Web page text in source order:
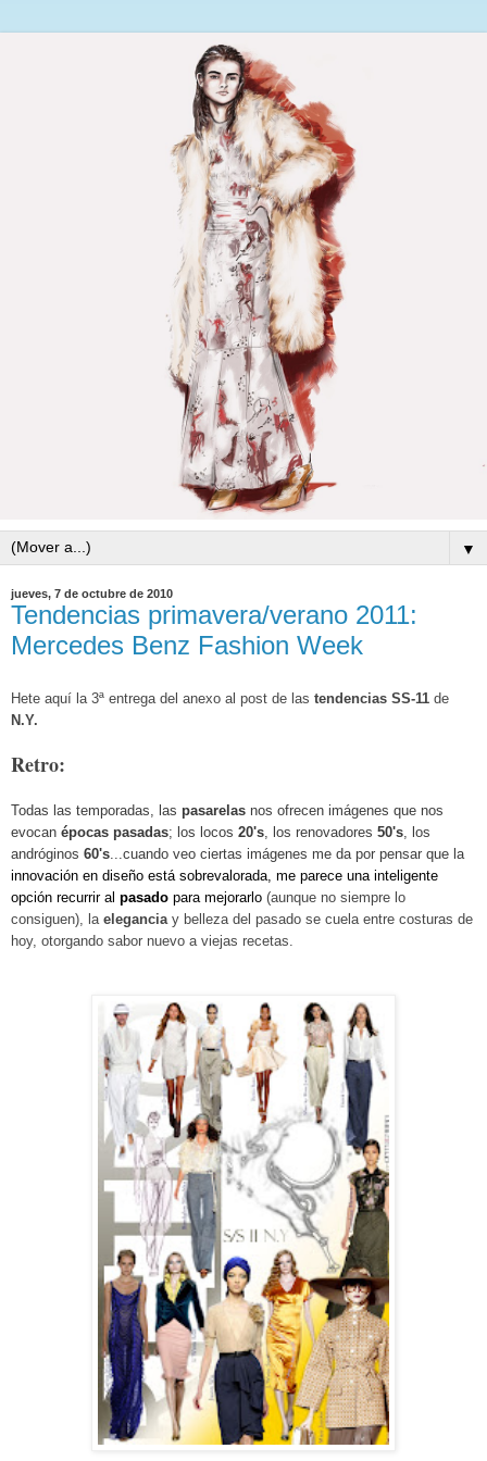
▼
jueves, 7 de octubre de 2010
Tendencias primavera/verano 2011:
Mercedes Benz Fashion Week
Hete aquí la 3ª entrega del anexo al post de las tendencias SS-11 de
N.Y.
Retro:
Todas las temporadas, las pasarelas nos ofrecen imágenes que nos
evocan épocas pasadas; los locos 20's , los renovadores 50's , los
andróginos 60's ...cuando veo ciertas imágenes me da por pensar que la
innovación en diseño está sobrevalorada, me parece una inteligente
opción recurrir al pasado para mejorarlo (aunque no siempre lo
consiguen), l a elegancia y belleza del pasado se cuela entre costuras de
hoy, otorgando sabor nuevo a viejas recetas.